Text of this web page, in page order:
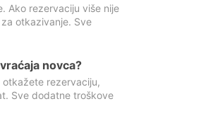
Ako rezervaciju više nije
otkazivanje. Sve
novca?
rezervaciju,
Sve dodatne troškove